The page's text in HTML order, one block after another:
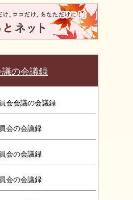
の会議録
会会議の会議録
会の会議録
会の会議録
会の会議録